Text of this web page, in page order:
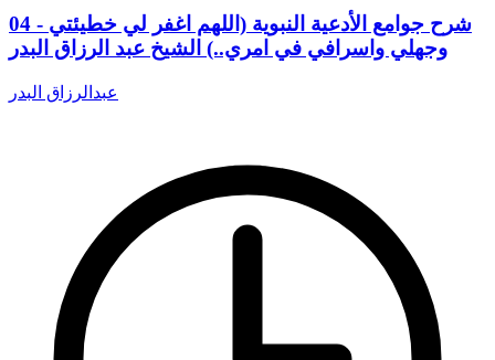
04 - شرح جوامع الأدعية النبوية (اللهم اغفر لي خطيئتي
وجهلي واسرافي في امري..) الشيخ عبد الرزاق البدر
عبدالرزاق البدر